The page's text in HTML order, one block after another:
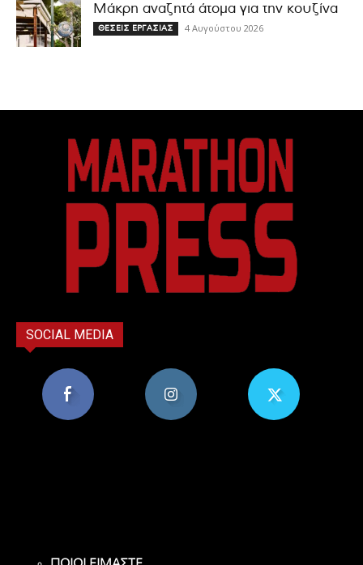
Μάκρη αναζητά άτομα για την κουζίνα
ΘΕΣΕΙΣ ΕΡΓΑΣΙΑΣ 4 Αυγούστου 2026
SOCIAL MEDIA